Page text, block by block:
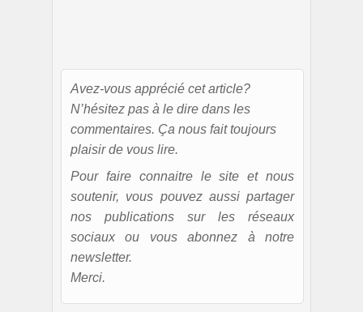
Avez-vous apprécié cet article?
N’hésitez pas à le dire dans les
commentaires. Ça nous fait toujours
plaisir de vous lire.
Pour faire connaitre le site et nous
soutenir, vous pouvez aussi partager
nos publications sur les réseaux
sociaux ou vous abonnez à notre
newsletter.
Merci.